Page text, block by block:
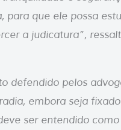
para que ele possa
a judicatura”,
defendido pelos
embora seja
ser entendido